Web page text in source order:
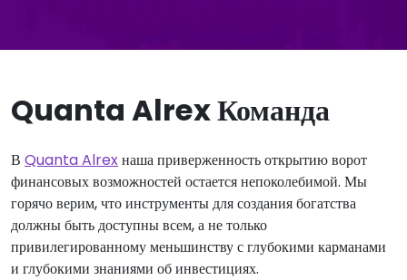
Quanta Alrex Команда
В Quanta Alrexнаша приверженность открытию ворот
финансовых возможностей остается непоколебимой. Мы
горячо верим, что инструменты для создания богатства
должны быть доступны всем, а не только
привилегированному меньшинству с глубокими карманами
и глубокими знаниями об инвестициях.